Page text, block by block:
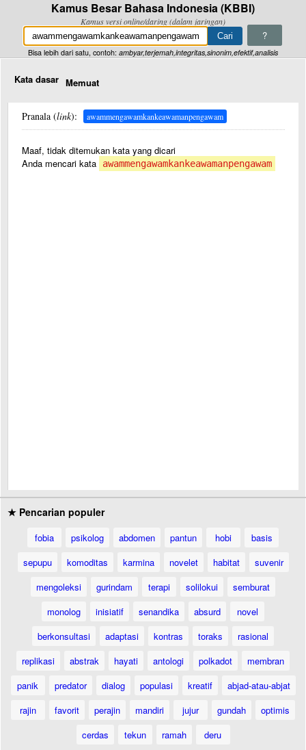
Kamus Besar Bahasa Indonesia (KBBI)
Kamus versi online/daring (dalam jaringan)
?
Bisa lebih dari satu, contoh: ambyar,terjemah,integritas,sinonim,efektif,analisis
Kata dasar Memuat
Pranala (link): awammengawamkankeawamanpengawam
Maaf, tidak ditemukan kata yang dicari
Anda mencari kata
awammengawamkankeawamanpengawam
★ Pencarian populer
fobia psikolog abdomen pantun hobi
basis
sepupu
komoditas karmina novelet habitat
suvenir
mengoleksi
gurindam terapi solilokui
semburat
monolog
inisiatif senandika absurd
novel
berkonsultasi
adaptasi kontras toraks
rasional
replikasi
abstrak hayati antologi polkadot
membran
panik
predator dialog populasi kreatif
abjad-atau-abjat
rajin
favorit perajin mandiri jujur gundah
optimis
cerdas
tekun ramah deru